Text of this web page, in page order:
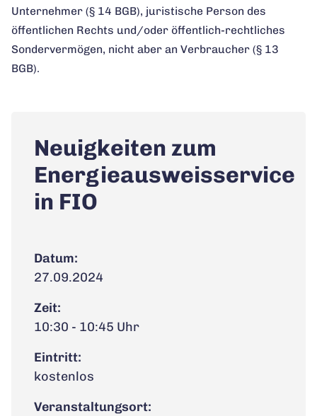
Unternehmer (§ 14 BGB), juristische Person des
öffentlichen Rechts und/oder öffentlich-rechtliches
Sondervermögen, nicht aber an Verbraucher (§ 13
BGB).
Neuigkeiten zum
Energieausweisservice
in FIO
Datum:
27.09.2024
Zeit:
10:30 - 10:45 Uhr
Eintritt:
kostenlos
Veranstaltungsort: